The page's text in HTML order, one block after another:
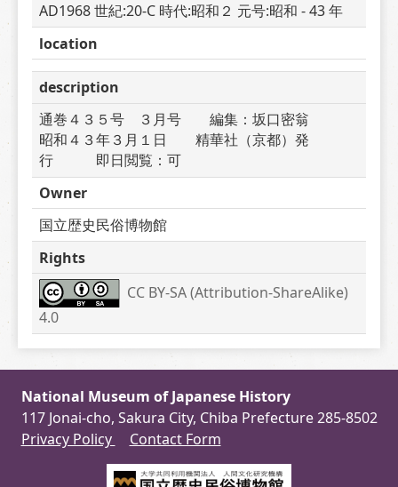
AD1968 世紀:20-C 時代:昭和２ 元号:昭和 - 43 年
location
description
通巻４３５号　３月号　　編集：坂口密翁
昭和４３年３月１日　　精華社（京都）発
行　　　即日閲覧：可
Owner
国立歴史民俗博物館
Rights
CC BY-SA (Attribution-ShareAlike)
4.0
National Museum of Japanese History
117 Jonai-cho, Sakura City, Chiba Prefecture 285-8502
Privacy Policy
Contact Form